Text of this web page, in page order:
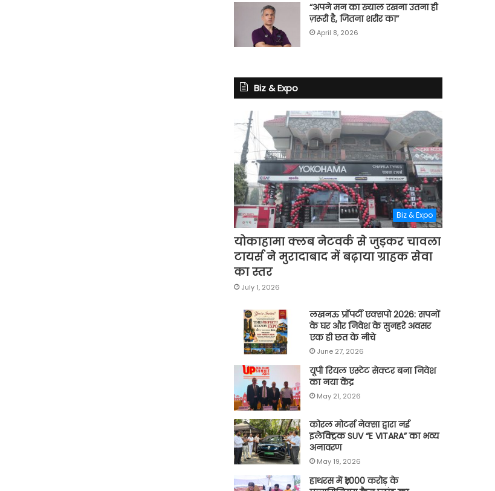
“अपने मन का ख्याल रखना उतना ही
ज़रूरी है, जितना शरीर का”
April 8, 2026
Biz & Expo
Biz & Expo
योकाहामा क्लब नेटवर्क से जुड़कर चावला
टायर्स ने मुरादाबाद में बढ़ाया ग्राहक सेवा
का स्तर
July 1, 2026
लखनऊ प्रॉपर्टी एक्सपो 2026: सपनों
के घर और निवेश के सुनहरे अवसर
एक ही छत के नीचे
June 27, 2026
यूपी रियल एस्टेट सेक्टर बना निवेश
का नया केंद्र
May 21, 2026
कोरल मोटर्स नेक्सा द्वारा नई
इलेक्ट्रिक SUV “E VITARA” का भव्य
अनावरण
May 19, 2026
हाथरस में ₹1,000 करोड़ के